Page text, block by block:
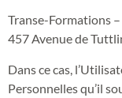
Transe-Formations
457 Avenue de
Dans ce cas,
Personnelles qu’il